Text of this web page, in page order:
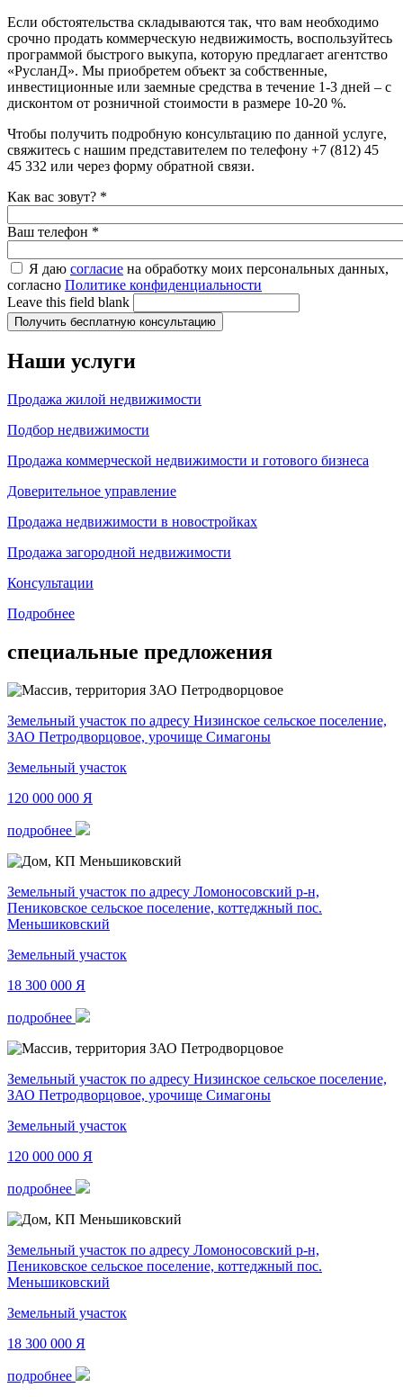
Если обстоятельства складываются так, что вам необходимо
срочно продать коммерческую недвижимость, воспользуйтесь
программой быстрого выкупа, которую предлагает агентство
«РусланД». Мы приобретем объект за собственные,
инвестиционные или заемные средства в течение 1-3 дней – с
дисконтом от розничной стоимости в размере 10-20 %.
Чтобы получить подробную консультацию по данной услуге,
свяжитесь с нашим представителем по телефону +7 (812) 45
45 332 или через форму обратной связи.
Как вас зовут? *
Ваш телефон *
Я даю согласие на обработку моих персональных данных,
согласно Политике конфиденциальности
Leave this field blank
Наши услуги
Продажа жилой недвижимости
Подбор недвижимости
Продажа коммерческой недвижимости и готового бизнеса
Доверительное управление
Продажа недвижимости в новостройках
Продажа загородной недвижимости
Консультации
Подробнее
специальные предложения
Земельный участок по адресу Низинское сельское поселение,
ЗАО Петродворцовое, урочище Симагоны
Земельный участок
120 000 000 Я
подробнее
Земельный участок по адресу Ломоносовский р-н,
Пениковское сельское поселение, коттеджный пос.
Меньшиковский
Земельный участок
18 300 000 Я
подробнее
Земельный участок по адресу Низинское сельское поселение,
ЗАО Петродворцовое, урочище Симагоны
Земельный участок
120 000 000 Я
подробнее
Земельный участок по адресу Ломоносовский р-н,
Пениковское сельское поселение, коттеджный пос.
Меньшиковский
Земельный участок
18 300 000 Я
подробнее